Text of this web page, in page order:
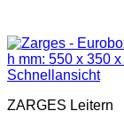
Schnellansicht
ZARGES Leitern